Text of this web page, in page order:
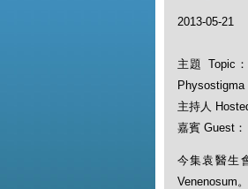
2013-05-21
主題 Topic
Physostigma
主持人
嘉賓 Guest：
今集袁醫生
Venenosum。